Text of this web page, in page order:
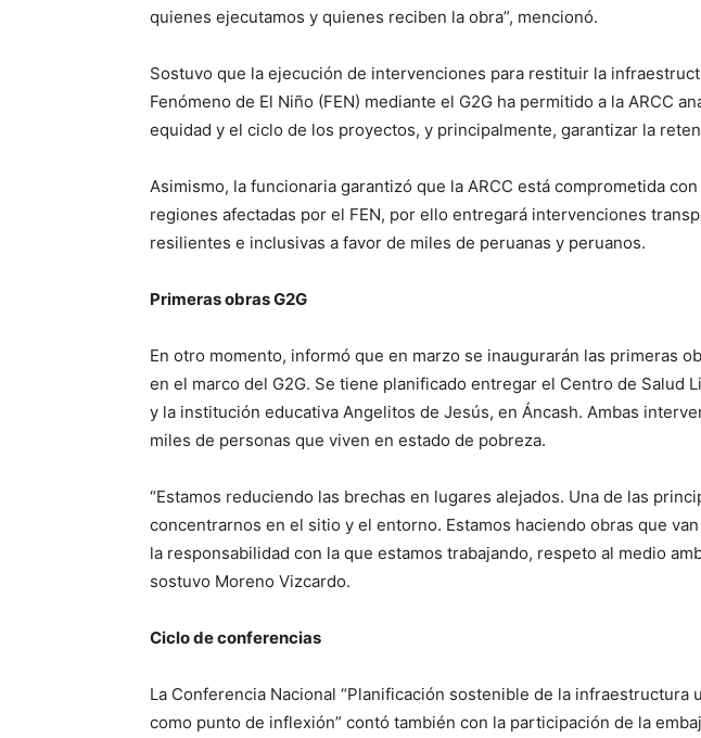
quienes ejecutamos y quienes reciben la obra”, mencionó.
Sostuvo que la ejecución de intervenciones para restituir la
Fenómeno de El Niño (FEN) mediante el G2G ha permitido a la ARCC
equidad y el ciclo de los proyectos, y principalmente, garantizar la
Asimismo, la funcionaria garantizó que la ARCC está comprometida
regiones afectadas por el FEN, por ello entregará intervenciones
resilientes e inclusivas a favor de miles de peruanas y peruanos.
Primeras obras G2G
En otro momento, informó que en marzo se inaugurarán las primeras
en el marco del G2G. Se tiene planificado entregar el Centro de Salud
y la institución educativa Angelitos de Jesús, en Áncash. Ambas
miles de personas que viven en estado de pobreza.
“Estamos reduciendo las brechas en lugares alejados. Una de las
concentrarnos en el sitio y el entorno. Estamos haciendo obras que
la responsabilidad con la que estamos trabajando, respeto al medio
sostuvo Moreno Vizcardo.
Ciclo de conferencias
La Conferencia Nacional “Planificación sostenible de la infraestructura
como punto de inflexión” contó también con la participación de la